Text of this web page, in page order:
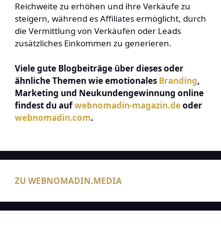
Reichweite zu erhöhen und ihre Verkäufe zu
steigern, während es Affiliates ermöglicht, durch
die Vermittlung von Verkäufen oder Leads
zusätzliches Einkommen zu generieren.
Viele gute Blogbeiträge über dieses oder
ähnliche Themen wie emotionales Branding,
Marketing und Neukundengewinnung online
findest du aufwebnomadin-magazin.deoder
webnomadin.com.
ZU WEBNOMADIN.MEDIA